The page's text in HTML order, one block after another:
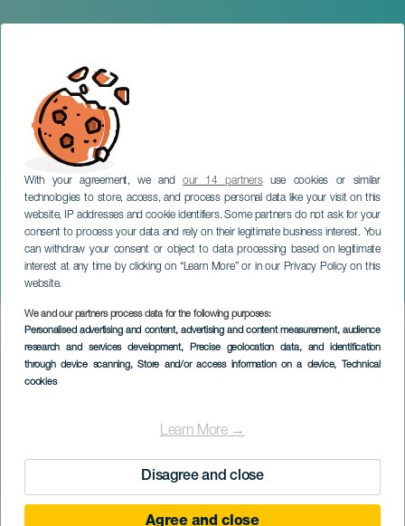
With your agreement, we andour 14 partnersuse cookies or similar
technologies to store, access, and process personal data like your visit on this
website, IP addresses and cookie identifiers. Some partners do not ask for your
consent to process your data and rely on their legitimate business interest. You
can withdraw your consent or object to data processing based on legitimate
interest at any time by clicking on “Learn More” or in our Privacy Policy on this
website.
We and our partners process data for the following purposes:
Personalised advertising and content, advertising and content measurement, audience
research and services development, Precise geolocation data, and identification
through device scanning, Store and/or access information on a device, Technical
cookies
Learn More →
Disagree and close
Agree and close
Powerhouse Gospel Choir
LANZAROTE
Imagen
Listado